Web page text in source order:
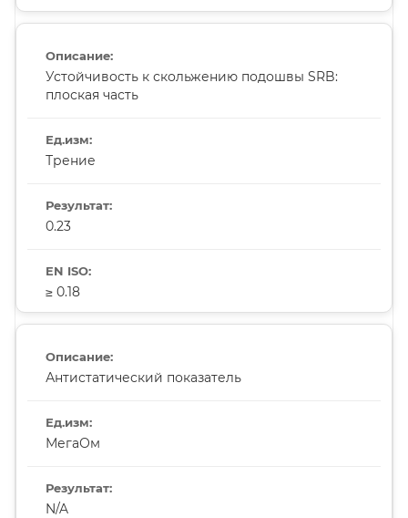
Устойчивость к скольжению подошвы SRB:
плоская часть
Трение
0.23
≥ 0.18
Антистатический показатель
МегаОм
N/A